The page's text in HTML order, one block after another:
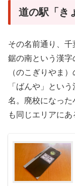
道の駅「き
その名前通り、千
鋸の南という漢
（のこぎりやま
「ばんや」とい
名。廃校になった
も同じエリアにあ